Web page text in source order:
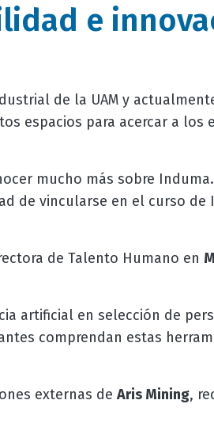
e
de la UAM y
espacios para acercar a los
mucho más sobre
de vincularse en el curso de
de Talento Humano en
artificial en selección de
comprendan estas
externas de Aris Mining,